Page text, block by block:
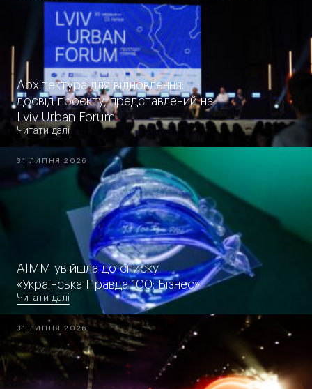
Архітектура для відновлення:
досвід проєкту, представлений на
Lviv Urban Forum
Читати далі
31 ЛИПНЯ 2026
AIMM увійшла до списку
«Українська Правда 100: Бізнес»
Читати далі
31 ЛИПНЯ 2026